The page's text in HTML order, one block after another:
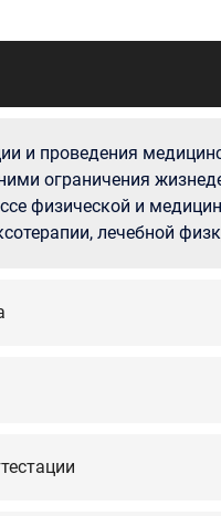
и проведения
ограничения
физической и
лечебной